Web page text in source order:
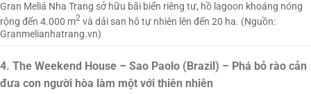
Gran Meliá Nha Trang sở hữu bãi biển riêng tư, hồ lagoon khoáng nóng
rộng đến 4.000 m2 và dải san hô tự nhiên lên đến 20 ha. (Nguồn:
Granmelianhatrang.vn)
4. The Weekend House – Sao Paolo (Brazil) – Phá bỏ rào cản
đưa con người hòa làm một với thiên nhiên